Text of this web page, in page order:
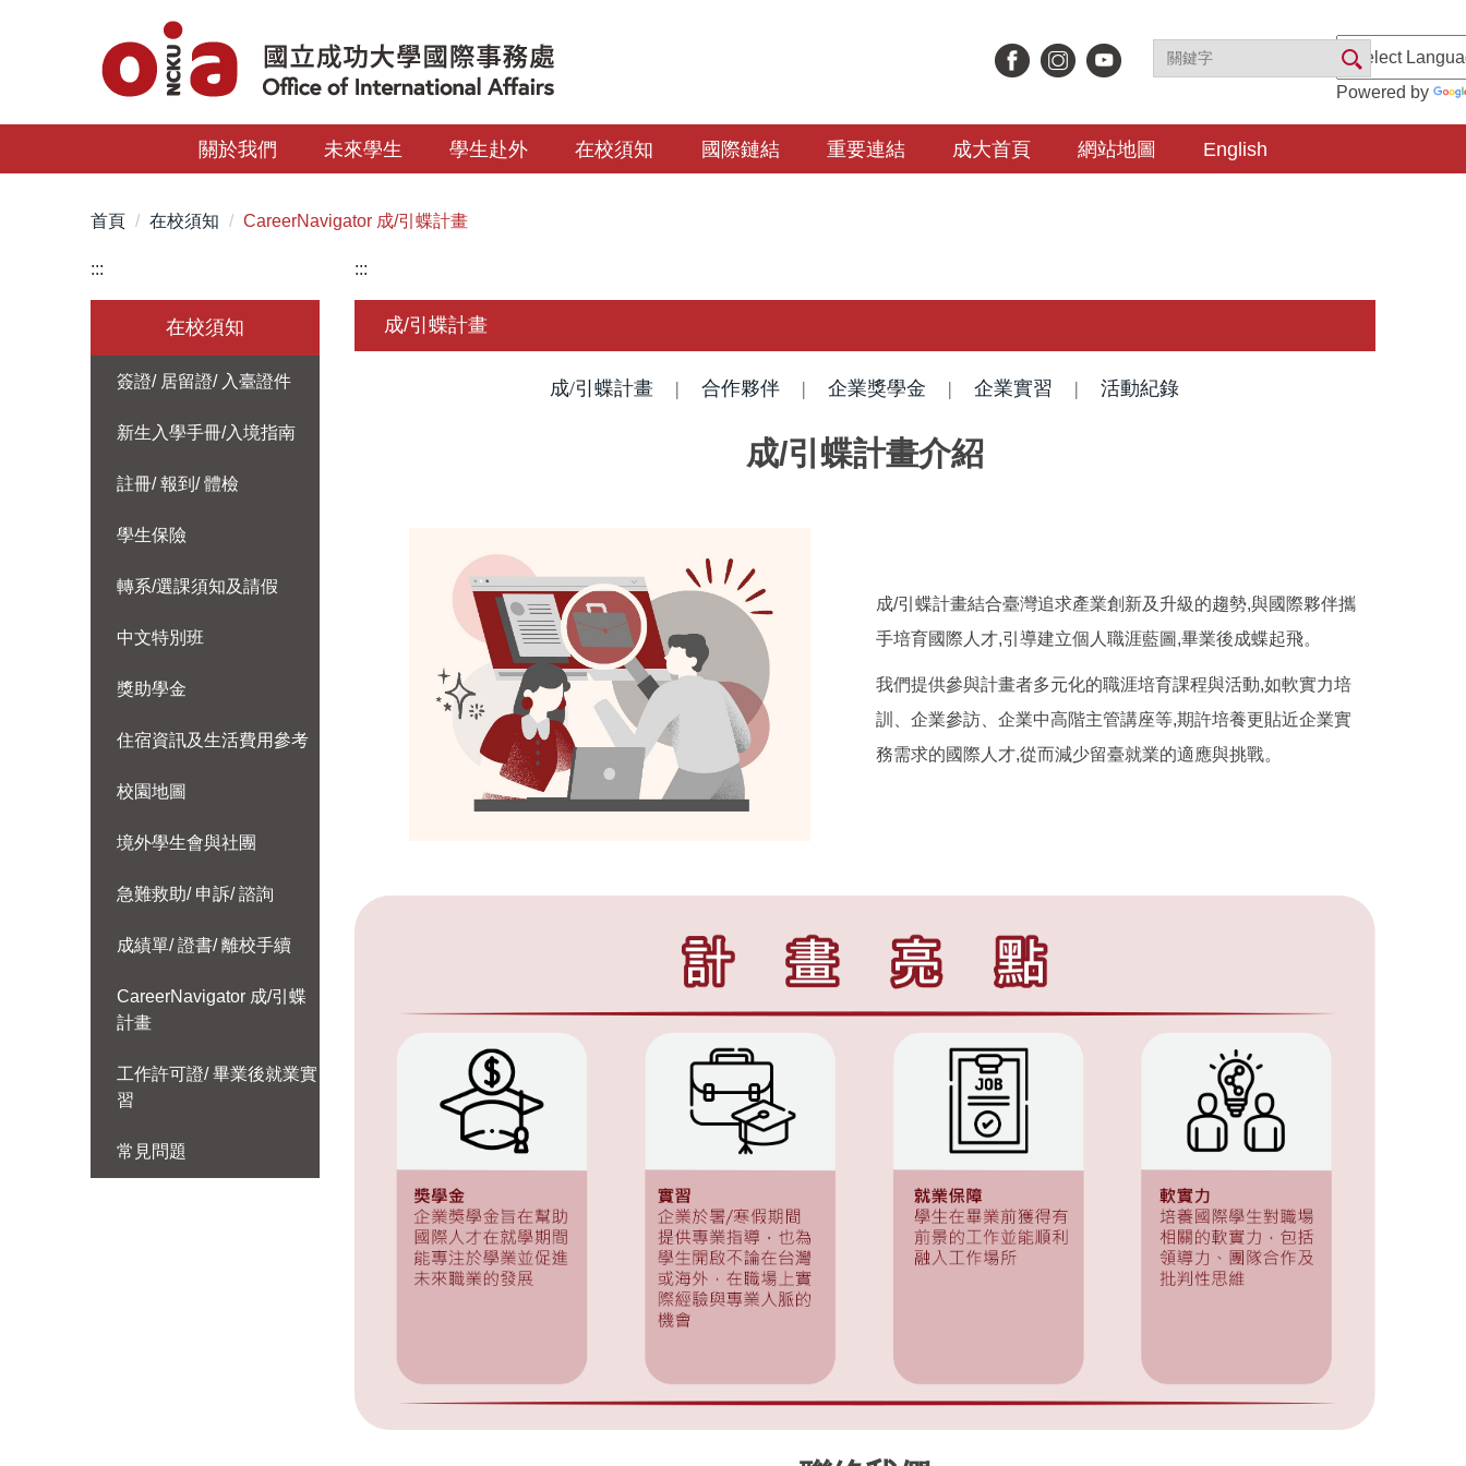
內
區
Powered by
關於我們 未來學生 學生赴外 在校須知 國際鏈結 重要連結 成大首頁 網站地圖 English
首頁 在校須知 CareerNavigator 成/引蝶計畫
:::
在校須知
簽證/ 居留證/ 入臺證件
新生入學手冊/入境指南
註冊/ 報到/ 體檢
學生保險
轉系/選課須知及請假
中文特別班
獎助學金
住宿資訊及生活費用參考
校園地圖
境外學生會與社團
急難救助/ 申訴/ 諮詢
成績單/ 證書/ 離校手續
CareerNavigator 成/引蝶
計畫
工作許可證/ 畢業後就業實
習
常見問題
:::
成/引蝶計畫
成/引蝶計畫 |合作夥伴 |企業獎學金 |企業實習 |活動紀錄
成/引蝶計畫介紹
成/引蝶計畫結合臺灣追求產業創新及升級的趨勢,與國際夥伴攜
手培育國際人才,引導建立個人職涯藍圖,畢業後成蝶起飛。
我們提供參與計畫者多元化的職涯培育課程與活動,如軟實力培
訓、企業參訪、企業中高階主管講座等,期許培養更貼近企業實
務需求的國際人才,從而減少留臺就業的適應與挑戰。